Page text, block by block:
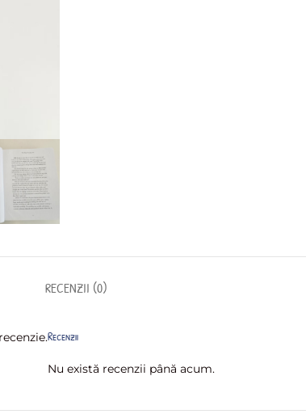
RECENZII (0)
Recenzii
Nu există recenzii până acum.